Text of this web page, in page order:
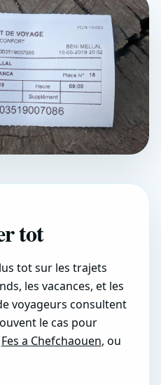
tot
tot sur les trajets
les vacances, et les
voyageurs consultent
le cas pour
Fes a Chefchaouen, ou